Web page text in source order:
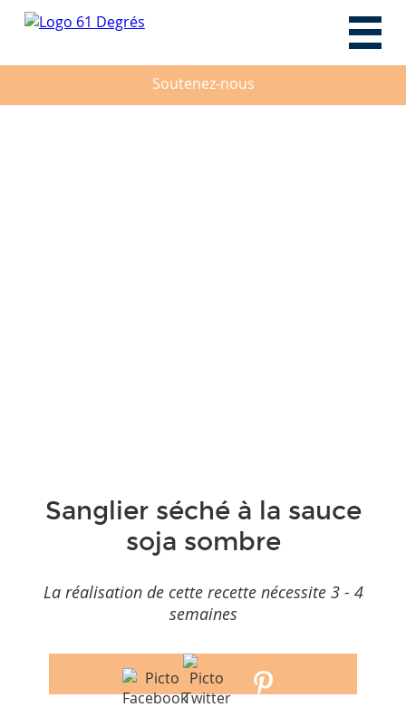
Soutenez-nous
Sanglier séché à la sauce
soja sombre
La réalisation de cette recette nécessite 3 - 4
semaines